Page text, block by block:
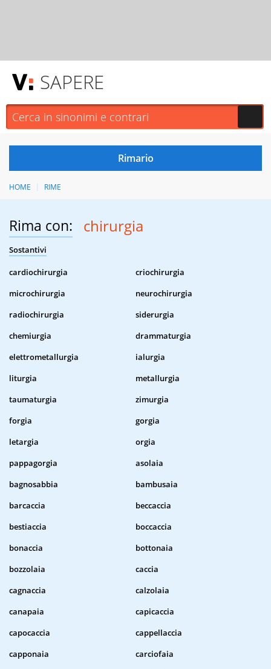
SAPERE
HOME RIME
Rima con: chirurgia
Sostantivi
cardiochirurgia
criochirurgia
microchirurgia
neurochirurgia
radiochirurgia
siderurgia
chemiurgia
drammaturgia
elettrometallurgia
ialurgia
liturgia
metallurgia
taumaturgia
zimurgia
forgia
gorgia
letargia
orgia
pappagorgia
asolaia
bagnosabbia
bambusaia
barcaccia
beccaccia
bestiaccia
boccaccia
bonaccia
bottonaia
bozzolaia
caccia
cagnaccia
calzolaia
canapaia
capicaccia
capocaccia
cappellaccia
capponaia
carciofaia